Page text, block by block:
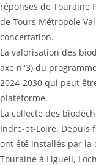
réponses de Touraine
de Tours Métropole
concertation.
La valorisation des
axe n°3) du
2024-2030 qui peut
plateforme.
La collecte des
Indre-et-Loire. Depuis
ont été installés par la
Touraine à Ligueil,